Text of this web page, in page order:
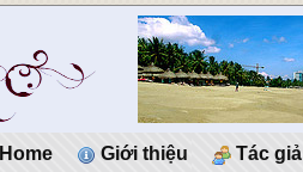
Home Giới thiệu Tác giả